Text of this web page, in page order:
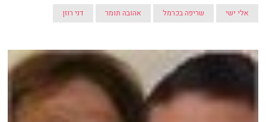
אלי ישי שריפה בכרמל אהובה תומר דני רוזן